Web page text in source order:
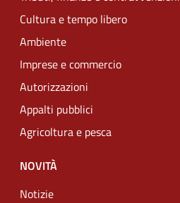
Cultura e tempo libero
Ambiente
Imprese e commercio
Autorizzazioni
Appalti pubblici
Agricoltura e pesca
NOVITÀ
Notizie